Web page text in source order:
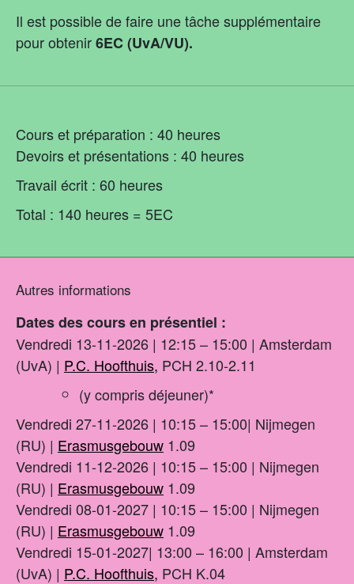
Il est possible de faire une tâche supplémentaire
pour obtenir6EC (UvA/VU).
Cours et préparation : 40 heures
Devoirs et présentations : 40 heures
Travail écrit : 60 heures
Total : 140 heures = 5EC
Autres informations
Dates des cours en présentiel :
Vendredi 13-11-2026 | 12:15 – 15:00 | Amsterdam
(UvA) | P.C. Hoofthuis, PCH 2.10-2.11
(y compris déjeuner)*
Vendredi 27-11-2026 | 10:15 – 15:00| Nijmegen
(RU) | Erasmusgebouw 1.09
Vendredi 11-12-2026 | 10:15 – 15:00 | Nijmegen
(RU) | Erasmusgebouw 1.09
Vendredi 08-01-2027 | 10:15 – 15:00 | Nijmegen
(RU) | Erasmusgebouw 1.09
Vendredi 15-01-2027| 13:00 – 16:00 | Amsterdam
(UvA) | P.C. Hoofthuis, PCH K.04